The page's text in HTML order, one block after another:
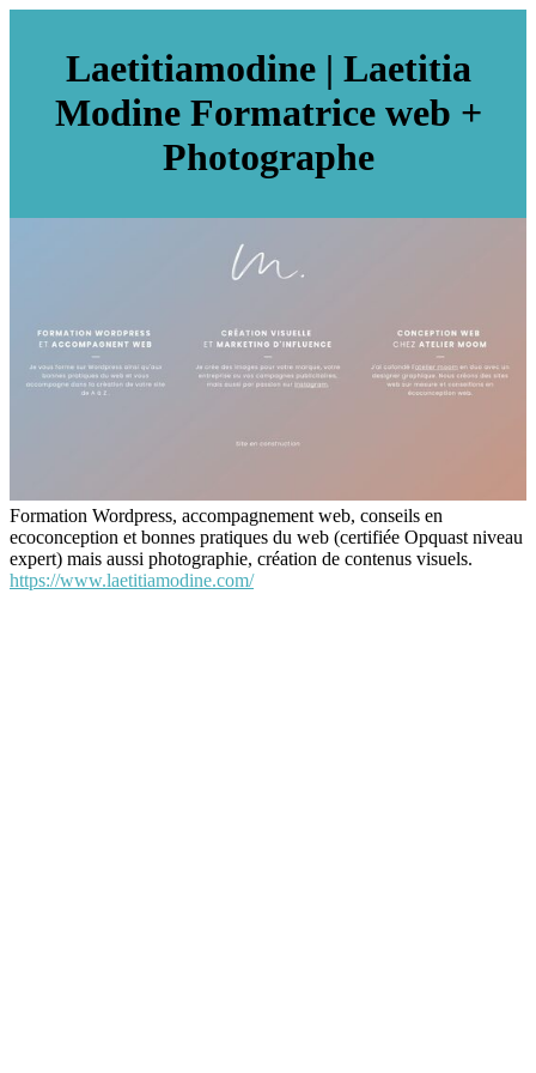
Laetitiamodi­ne | Laetitia
Modine Formatrice web +
Photographe
Formation Wordpress, accompagnement web, conseils en
ecoconception et bonnes pratiques du web (certifiée Opquast niveau
expert) mais aussi photographie, création de contenus visuels.
https://www.laetitiamodine.com/